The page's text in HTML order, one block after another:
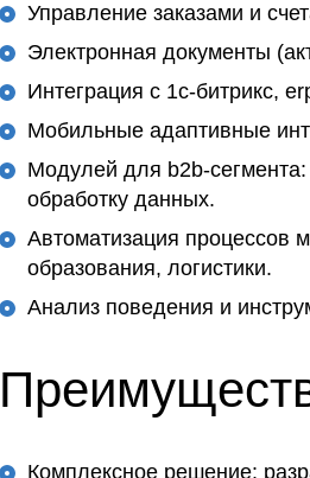
Управление заказами и
Электронная документы
Интеграция с 1с-битрикс,
Мобильные адаптивные
Модулей для b2b-
обработку данных.
Автоматизация процессов
образования, логистики.
Анализ поведения и
Комплексное решение: